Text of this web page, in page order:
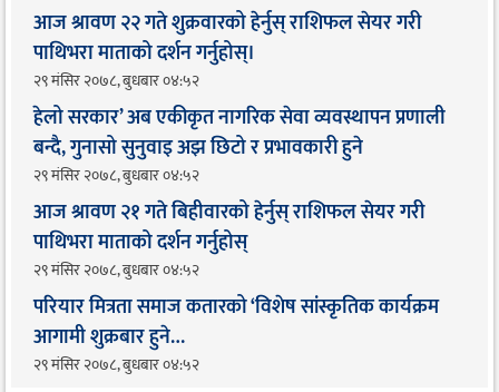
आज श्रावण २२ गते शुक्रवारको हेर्नुस् राशिफल सेयर गरी
पाथिभरा माताको दर्शन गर्नुहोस्।
२९ मंसिर २०७८, बुधबार ०४:५२
हेलो सरकार’ अब एकीकृत नागरिक सेवा व्यवस्थापन प्रणाली
बन्दै, गुनासो सुनुवाइ अझ छिटो र प्रभावकारी हुने
२९ मंसिर २०७८, बुधबार ०४:५२
आज श्रावण २१ गते बिहीवारको हेर्नुस् राशिफल सेयर गरी
पाथिभरा माताको दर्शन गर्नुहोस्
२९ मंसिर २०७८, बुधबार ०४:५२
परियार मित्रता समाज कतारको ‘विशेष सांस्कृतिक कार्यक्रम
आगामी शुक्रबार हुने…
२९ मंसिर २०७८, बुधबार ०४:५२